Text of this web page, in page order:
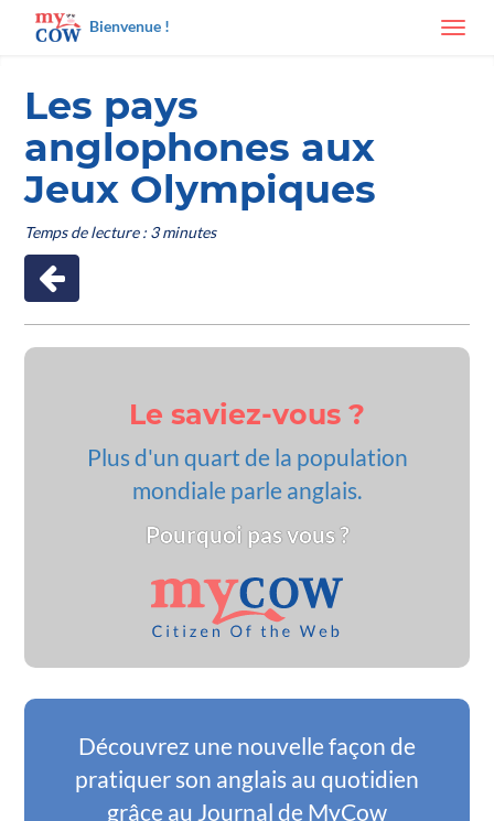
Bienvenue !
Les pays
anglophones aux
Jeux Olympiques
Temps de lecture : 3 minutes
Le saviez-vous ?
Plus d'un quart de la population
mondiale parle anglais.
Pourquoi pas vous ?
Découvrez une nouvelle façon de
pratiquer son anglais au quotidien
grâce au Journal de MyCow